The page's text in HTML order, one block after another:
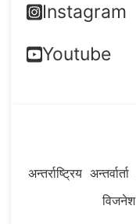
Instagram
Youtube
अन्तर्राष्ट्रिय अन्तर्वार्ता
विजनेश